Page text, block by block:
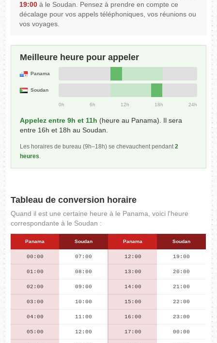
19:00 à le Soudan. Pensez à prendre en compte ce
décalage pour vos appels téléphoniques, vos réunions ou
vos voyages.
Meilleure heure pour appeler
Panama
Soudan
0h 6h 12h 18h 24h
Appelez entre 9h et 11h (heure au Panama). Il sera
entre 16h et 18h au Soudan.
Les horaires de bureau (9h–18h) se chevauchent pendant2
heures.
Tableau de conversion horaire
Quand il est une certaine heure à le Panama, voici l'heure
correspondante à le Soudan :
Panama Soudan Panama Soudan
00:00 07:00 12:00 19:00
01:00 08:00 13:00 20:00
02:00 09:00 14:00 21:00
03:00 10:00 15:00 22:00
04:00 11:00 16:00 23:00
05:00 12:00 17:00 00:00